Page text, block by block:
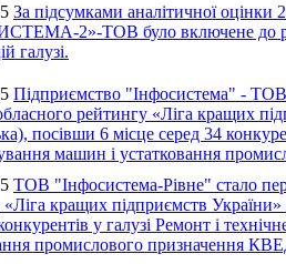
За підсумками аналітичної
2»-ТОВ було включене до
галузі.
Підприємство "Інфосистема" -
рейтингу «Ліга кращих
посівши 6 місце серед 34
машин і устатковання
ТОВ "Інфосистема-Рівне" стало
кращих підприємств
у галузі Ремонт і
промислового призначення